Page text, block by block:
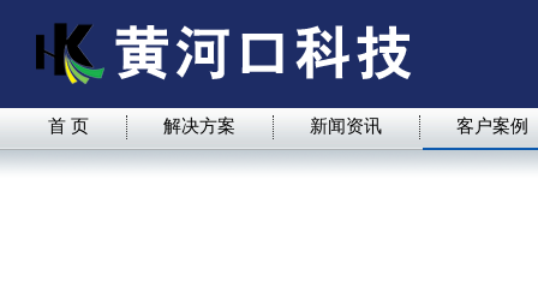
首 页 解决方案 新闻资讯 客户案例